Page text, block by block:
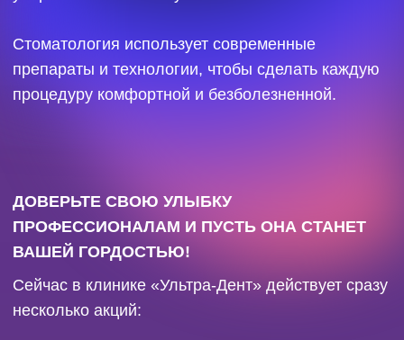
«Ультра-Дент» претендует на
72.RU. Вы можете выдвинуть
любимую компанию в
номинации «
Стоматология
года ». Участники, которых